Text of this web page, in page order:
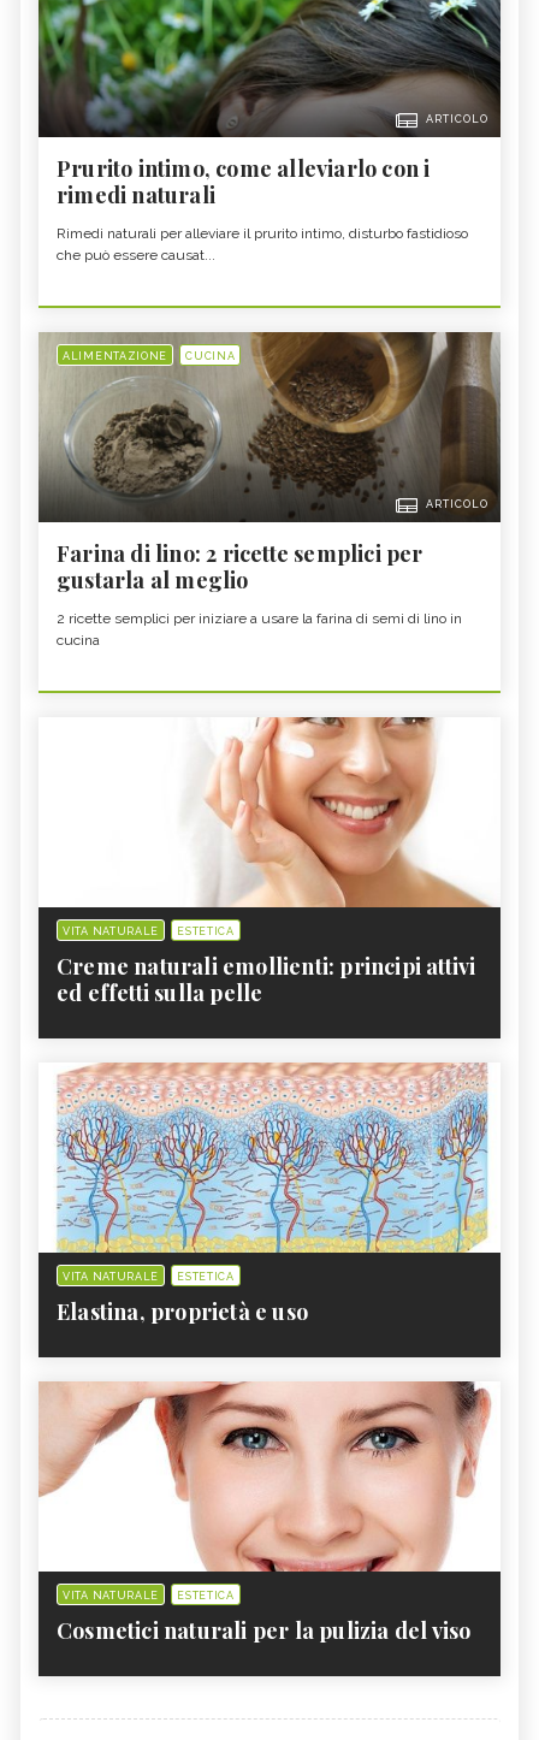
ARTICOLO
Prurito intimo, come alleviarlo con i
rimedi naturali
Rimedi naturali per alleviare il prurito intimo, disturbo fastidioso
che può essere causat...
ALIMENTAZIONE CUCINA
ARTICOLO
Farina di lino: 2 ricette semplici per
gustarla al meglio
2 ricette semplici per iniziare a usare la farina di semi di lino in
cucina
VITA NATURALE ESTETICA
Creme naturali emollienti: principi attivi
ed effetti sulla pelle
VITA NATURALE ESTETICA
Elastina, proprietà e uso
VITA NATURALE ESTETICA
Cosmetici naturali per la pulizia del viso